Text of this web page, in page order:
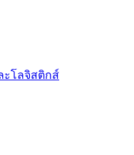
ะโลจิสติกส์